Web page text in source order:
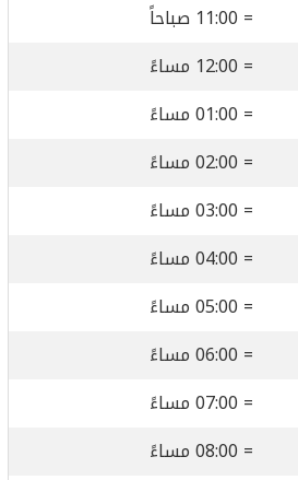
= 11:00 صباحاً
= 12:00 مساءً
= 01:00 مساءً
= 02:00 مساءً
= 03:00 مساءً
= 04:00 مساءً
= 05:00 مساءً
= 06:00 مساءً
= 07:00 مساءً
= 08:00 مساءً